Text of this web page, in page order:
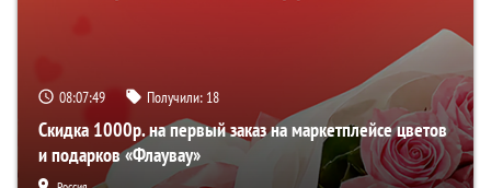
08:07:48 Получили: 18
Скидка 1000р. на первый заказ на маркетплейсе цветов
и подарков «Флаувау»